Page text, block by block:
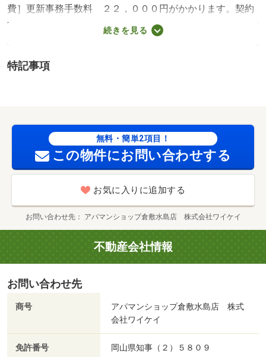
費］更新事務手数料 ２２，０００円がかかります。契約
時にクリーニング費６０，０００円、鍵セット費３，３０
０円（税込）が必要となります。貸主インボイス登録あ
証委託料：２．２万／月額保証委託料：賃料総額の２．
院・１３７９ｍ ◇オンライン接客 ＆ 現地集合での案
内可能♪◇ ☆有名メーカー各社取扱い★初期費用はクレ
ジット決済可！☆ ／加盟団体名：（一社）岡山県不動産
協会 公取協名：中国地区不動産公正取引協議会加盟/クリ
ーニング費 60000円
続きを見る
特記事項
無料・簡単2項目！
この物件にお問い合わせする
お気に入りに追加する
お問い合わせ先 アパマンショップ倉敷水島店 株式会社ワイケイ
不動産会社情報
お問い合わせ先
商号
アパマンショップ倉敷水島店 株式
会社ワイケイ
免許番号 岡山県知事（２）５８０９